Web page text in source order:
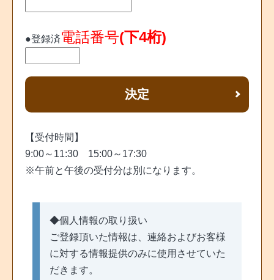
●登録済電話番号(下4桁)
【受付時間】
9:00～11:30 15:00～17:30
※午前と午後の受付分は別になります。
◆個人情報の取り扱い
ご登録頂いた情報は、連絡およびお客様
に対する情報提供のみに使用させていた
だきます。